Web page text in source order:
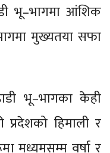
भू–भागमा आंशिक
मुख्यतया सफा
भू–भागका केही
हिमाली र
मध्यमसम्म वर्षा र